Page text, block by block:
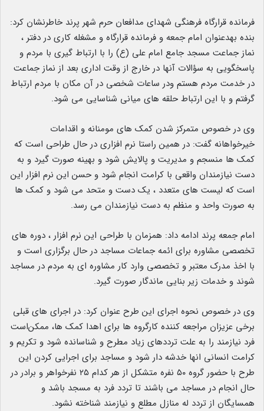
فرمانده قرارگاه فرهنگی شهدای مدافعان حرم شهر پرند خاطرنشان کرد:
بنده بهدعنوان امام جمعه و فرمانده قرارگاه و مشغله کاری در دفتر ،
نماز جماعت مسجد جامع امام علی (ع) را با ارتباط گیری با مردم و
پاسخگویی به سؤالات آنها در خارج از وقت اداری بعد از نماز جماعت
در خدمت مردم هستم ودر ساعات شخصی در آن مکان با مردم ارتباط
گرفتم و با این ارتباط حلقه های میانی شناسایی می شود.
وی در خصوص متمرکز شدن کمک های مومنانه و اقدامات
خیرخواهانه گفت: در همین راستا نرم افزاری در حال طراحی است که
کمک ها منسجم و مدیریت و پالایش شود و بهینه صورت گیرد و به
دست نیازمندان واقعی با کرامت انجام شود و حسن این نرم افزار این
است که لیست های متعدد ، یک دست و متحد می شود و کمک ها
به صورت واحد و منظم به دست نیازمندان می رسد.
امام جمعه پرند ادامه داد: همزمان با طراحی این نرم افزار ، دوره های
تخصصی مشاوره برای ائمه جماعات مساجد در حال برگزاری است و
با اخذ مدرک معتبر و تخصصی وارد کار مشاوره ای به مردم در مساجد
شوند و خدمات زیر بنایی ماندگار صورت گیرد.
وی در خصوص نحوه اجرای این طرح عنوان کرد: در اجرای های قبلی
برخی عزیزان مراجعه کننده کارگروه ها برای اهدا کمک ها، ممکن‌است
فرد نیازمند را به علت ترددهای زیاد مطرح و شناسانده شود و تکریم‌ و
کرامت انسانی انها خدشه دار شود و مساجد برای اجرایی کردن این
طرح با حضور گروه ۵۰ نفره متشکل از هر کدام ۲۵ نفرخواهر و برادر در
حال انجام‌ در مساجد می باشند تا تردد فرد به مسجد باشد و
همسایگان از تردد له منازل مطلع و نیازمند شناخته نشود.